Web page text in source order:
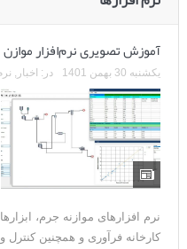
آموزش تصویری نرم‌افزار موازن
یکشنبه 30 بهمن 1401 در: اخبار ,
نرم افزارهای موازنه جرم،
کارخانه فرآوری و همچنین